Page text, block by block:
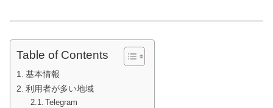
Table of Contents
基本情報
利用者が多い地域
Telegram